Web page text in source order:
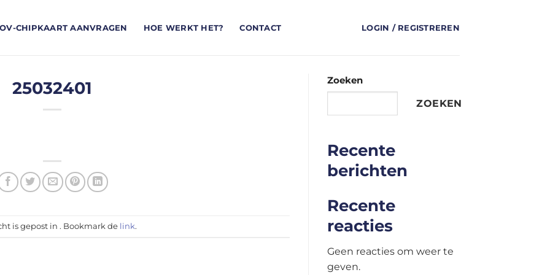
OV-CHIPKAART AANVRAGEN HOE WERKT HET? CONTACT LOGIN / REGISTREREN
25032401
is gepost in . Bookmark de link.
Zoeken
ZOEKEN
Recente
berichten
Recente
reacties
Geen reacties om weer te
geven.